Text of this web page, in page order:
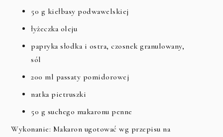
50 g kiełbasy podwawelskiej
łyżeczka oleju
papryka słodka i ostra, czosnek granulowany,
sól
200 ml passaty pomidorowej
natka pietruszki
50 g suchego makaronu penne
Wykonanie: Makaron ugotować wg przepisu na